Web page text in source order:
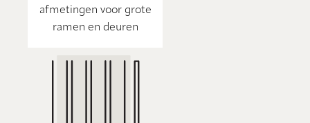
afmetingen voor grote
ramen en deuren